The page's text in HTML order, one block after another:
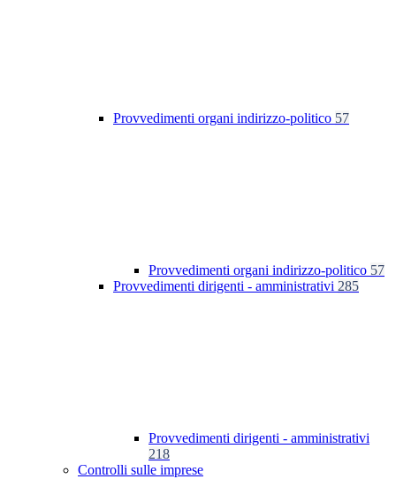
Provvedimenti organi indirizzo-politico 57
Provvedimenti organi indirizzo-politico 57
Provvedimenti dirigenti - amministrativi 285
Provvedimenti dirigenti - amministrativi
218
Controlli sulle imprese